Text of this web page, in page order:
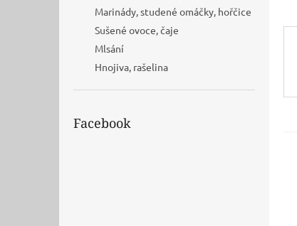
Marinády, studené omáčky, hořčice
Sušené ovoce, čaje
Mlsání
Hnojiva, rašelina
Facebook